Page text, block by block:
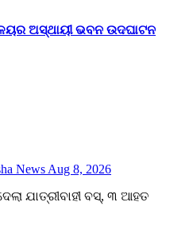
ଅସ୍ଥାୟୀ ଭବନ ଉଦଘାଟନ
News Aug 8, 2026